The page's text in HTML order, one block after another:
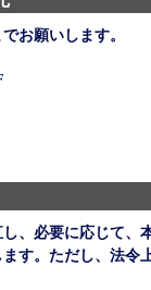
お願いします。
、必要に応じて、
す。ただし、法令